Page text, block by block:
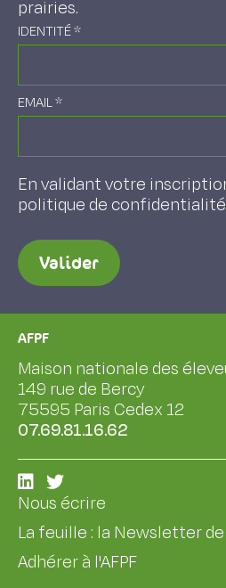
prairies.
IDENTITÉ*
EMAIL*
En validant votre
politique de
Valider
AFPF
Maison nationale des
149 rue de Bercy
75595 Paris Cedex 12
07.69.81.16.62
Nous écrire
La feuille : la Newsletter de
Adhérer à l'AFPF